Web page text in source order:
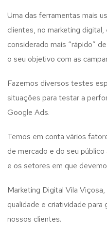
Uma das ferramentas mais
clientes, no marketing
considerado mais “rápido”
o seu objetivo com as
Fazemos diversos testes
situações para testar a
Google Ads.
Temos em conta vários
de mercado e do seu
e os setores em que
Marketing Digital Vila
qualidade e criatividade
nossos clientes.